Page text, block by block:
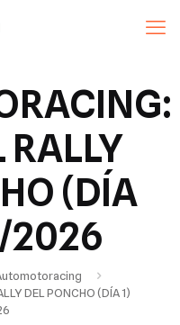
RALLY
(DÍA
2026
DEL PONCHO (DÍA 1)